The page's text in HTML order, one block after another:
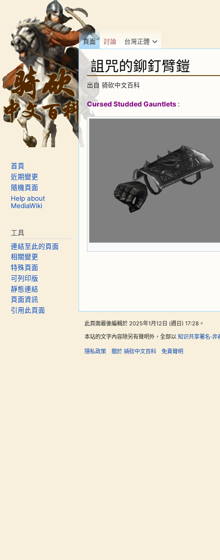
詛咒的鉚釘臂鎧
出自 骑砍中文百科
前往：
Cursed Studded Gauntlets :
頁面 討論 台灣正體
首頁
近期變更
隨機頁面
Help about
MediaWiki
工具
連結至此的頁面
相關變更
特殊頁面
可列印版
靜態連結
頁面資訊
引用此頁面
此頁面最後編輯於 2025年1月12日 (週日) 17:28。
本站的文字內容除另有聲明外，全部以知识共享署名-非
隱私政策 關於 骑砍中文百科 免責聲明